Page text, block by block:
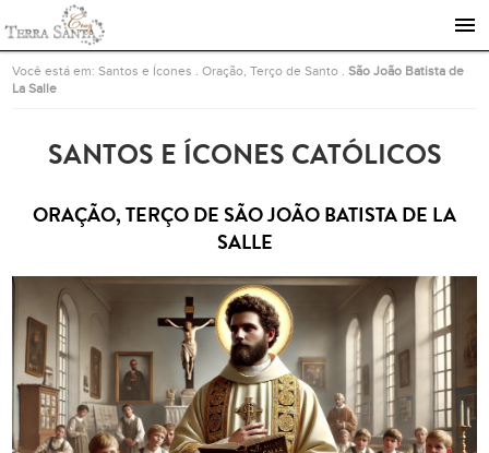
Ir para a página inicial
Você está em:Santos e Ícones .Oração, Terço de Santo .São João Batista de
La Salle
SANTOS E ÍCONES CATÓLICOS
ORAÇÃO, TERÇO DE SÃO JOÃO BATISTA DE LA
SALLE